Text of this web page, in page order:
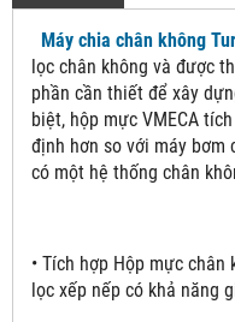
Máy chia chân không
lọc chân không và được
phần cần thiết để xây
biệt, hộp mực VMECA
định hơn so với máy bơm
có một hệ thống chân
• Tích hợp Hộp mực
lọc xếp nếp có khả năng